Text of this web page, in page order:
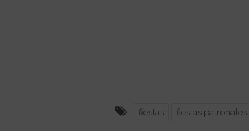
fiestas fiestas patronales